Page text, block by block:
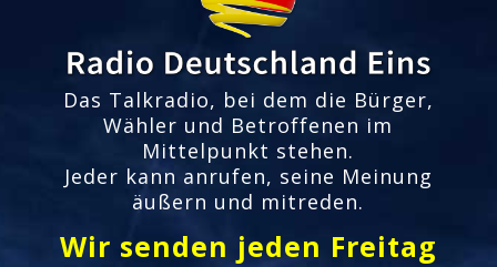
Das Talkradio, bei dem die Bürger,
Wähler und Betroffenen im
Mittelpunkt stehen.
Jeder kann anrufen, seine Meinung
äußern und mitreden.
Wir senden jeden Freitag